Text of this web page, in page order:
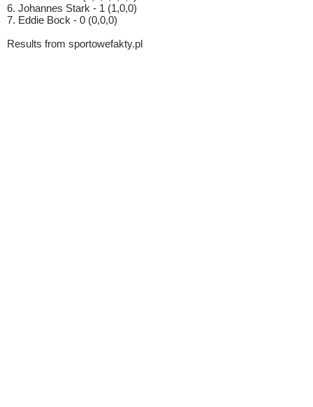
6. Johannes Stark - 1 (1,0,0)
7. Eddie Bock - 0 (0,0,0)
Results from sportowefakty.pl